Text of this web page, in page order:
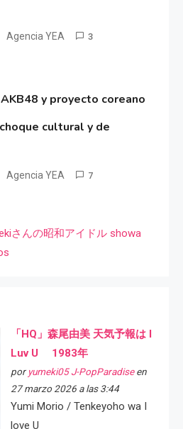
Agencia YEA 3
y proyecto coreano
cultural y de
Agencia YEA 7
さんの昭和アイドル showa
「HQ」森尾由美 天気予報は I
Luv U 1983年
por yumeki05 J-PopParadiseen
27 marzo 2026 a las 3:44
Yumi Morio / Tenkeyoho wa I
love U